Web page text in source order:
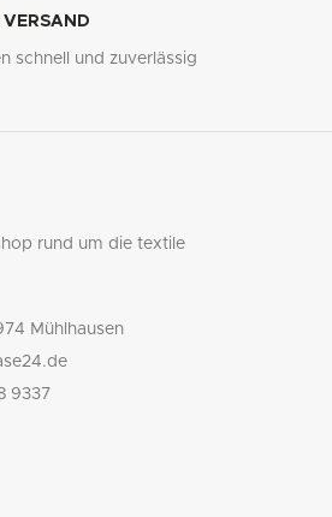
VERSAND
schnell und zuverlässig
rund um die textile
Mühlhausen
9337